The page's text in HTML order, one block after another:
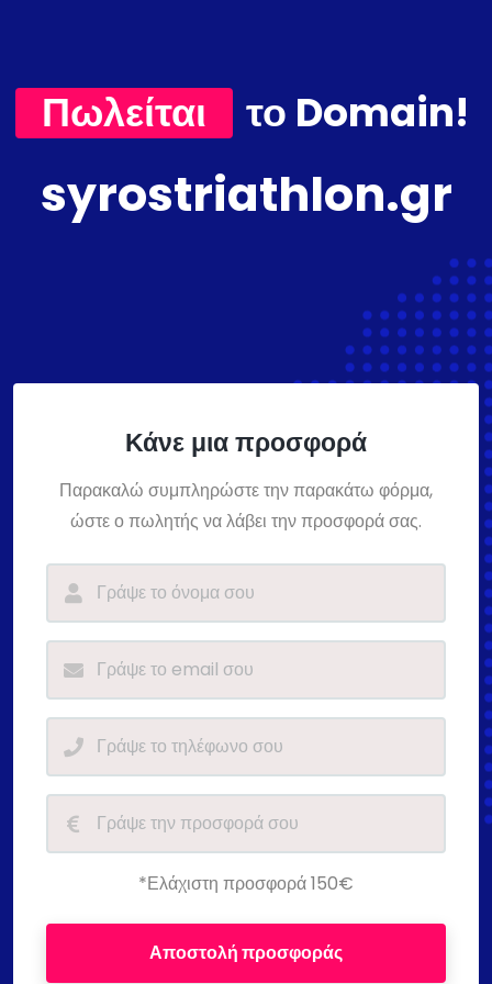
Πωλείται το Domain!
syrostriathlon.gr
Κάνε μια προσφορά
Παρακαλώ συμπληρώστε την παρακάτω φόρμα,
ώστε ο πωλητής να λάβει την προσφορά σας.
*Ελάχιστη προσφορά 150€
Αποστολή προσφοράς